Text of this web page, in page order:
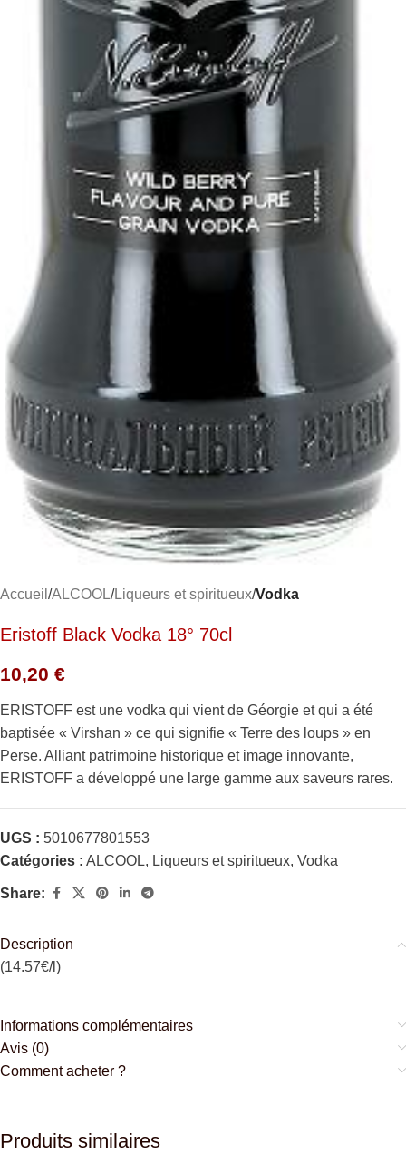
Accueil ALCOOL Liqueurs et spiritueux Vodka
Eristoff Black Vodka 18° 70cl
10,20 €
ERISTOFF est une vodka qui vient de Géorgie et qui a été
baptisée « Virshan » ce qui signifie « Terre des loups » en
Perse. Alliant patrimoine historique et image innovante,
ERISTOFF a développé une large gamme aux saveurs rares.
UGS : 5010677801553
Catégories : ALCOOL, Liqueurs et spiritueux, Vodka
Share:
Description
(14.57€/l)
Informations complémentaires
Avis (0)
Comment acheter ?
Produits similaires